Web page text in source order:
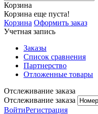
Корзина
Корзина еще пуста!
Корзина Оформить заказ
Учетная запись
Заказы
Список сравнения
Партнерство
Отложенные товары
Отслеживание заказа
Отслеживание заказа
ВойтиРегистрация